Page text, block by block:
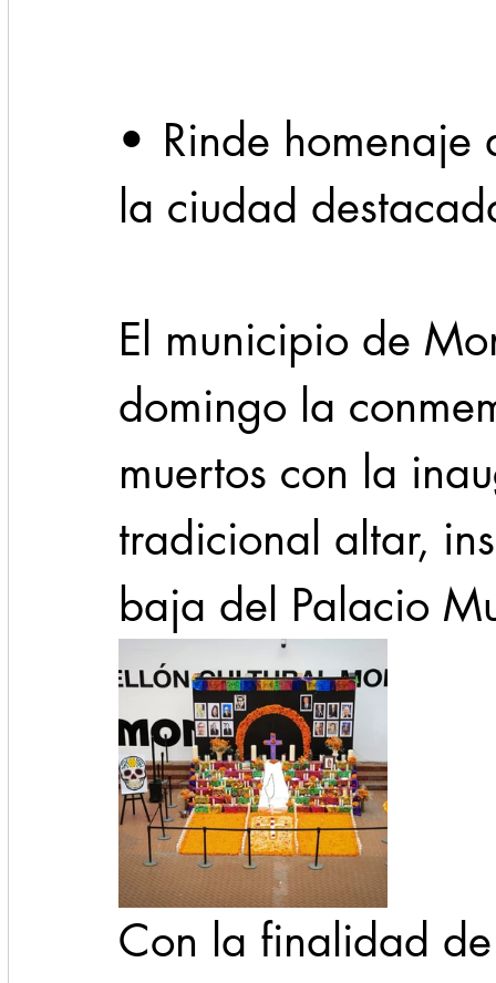
1 enero
•	Rinde homenaje a personalidades de
la ciudad
El municipio de
domingo la
muertos con la
tradicional altar,
baja del Palacio
Con la finalidad